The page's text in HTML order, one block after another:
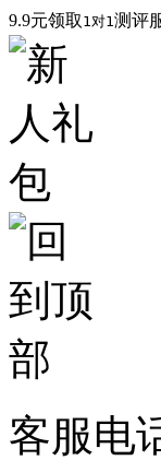
9.9元领取 1对1测评
客服电